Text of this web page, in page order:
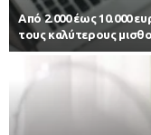
Από 2.000 έως 10.000
τους καλύτερους